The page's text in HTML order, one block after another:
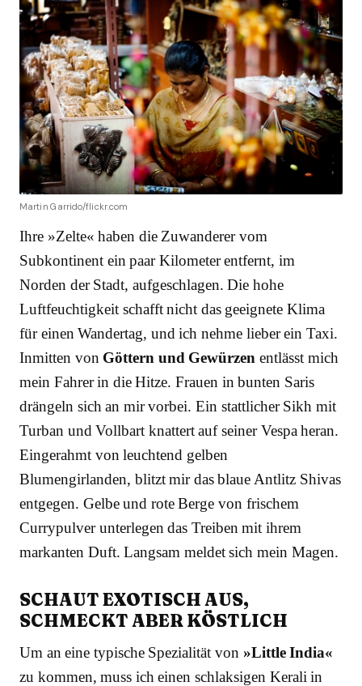
Martin Garrido/flickr.com
Ihre »Zelte« haben die Zuwanderer vom
Subkontinent ein paar Kilometer entfernt, im
Norden der Stadt, aufgeschlagen. Die hohe
Luftfeuchtigkeit schafft nicht das geeignete Klima
für einen Wandertag, und ich nehme lieber ein Taxi.
Inmitten von Göttern und Gewürzen entlässt mich
mein Fahrer in die Hitze. Frauen in bunten Saris
drängeln sich an mir vorbei. Ein stattlicher Sikh mit
Turban und Vollbart knattert auf seiner Vespa heran.
Eingerahmt von leuchtend gelben
Blumengirlanden, blitzt mir das blaue Antlitz Shivas
entgegen. Gelbe und rote Berge von frischem
Currypulver unterlegen das Treiben mit ihrem
markanten Duft. Langsam meldet sich mein Magen.
SCHAUT EXOTISCH AUS,
SCHMECKT ABER KÖSTLICH
Um an eine typische Spezialität von »Little India«
zu kommen, muss ich einen schlaksigen Kerali in